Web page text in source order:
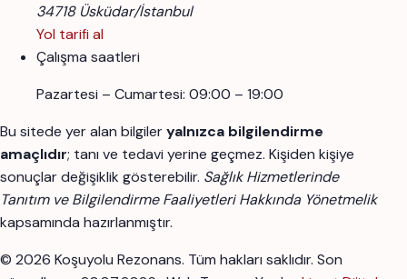
34718 Üsküdar/İstanbul
Yol tarifi al
Çalışma saatleri
Pazartesi – Cumartesi: 09:00 – 19:00
Bu sitede yer alan bilgileryalnızca bilgilendirme
amaçlıdır; tanı ve tedavi yerine geçmez. Kişiden kişiye
sonuçlar değişiklik gösterebilir. Sağlık Hizmetlerinde
Tanıtım ve Bilgilendirme Faaliyetleri Hakkında Yönetmelik
kapsamında hazırlanmıştır.
© 2026 Koşuyolu Rezonans. Tüm hakları saklıdır. Son